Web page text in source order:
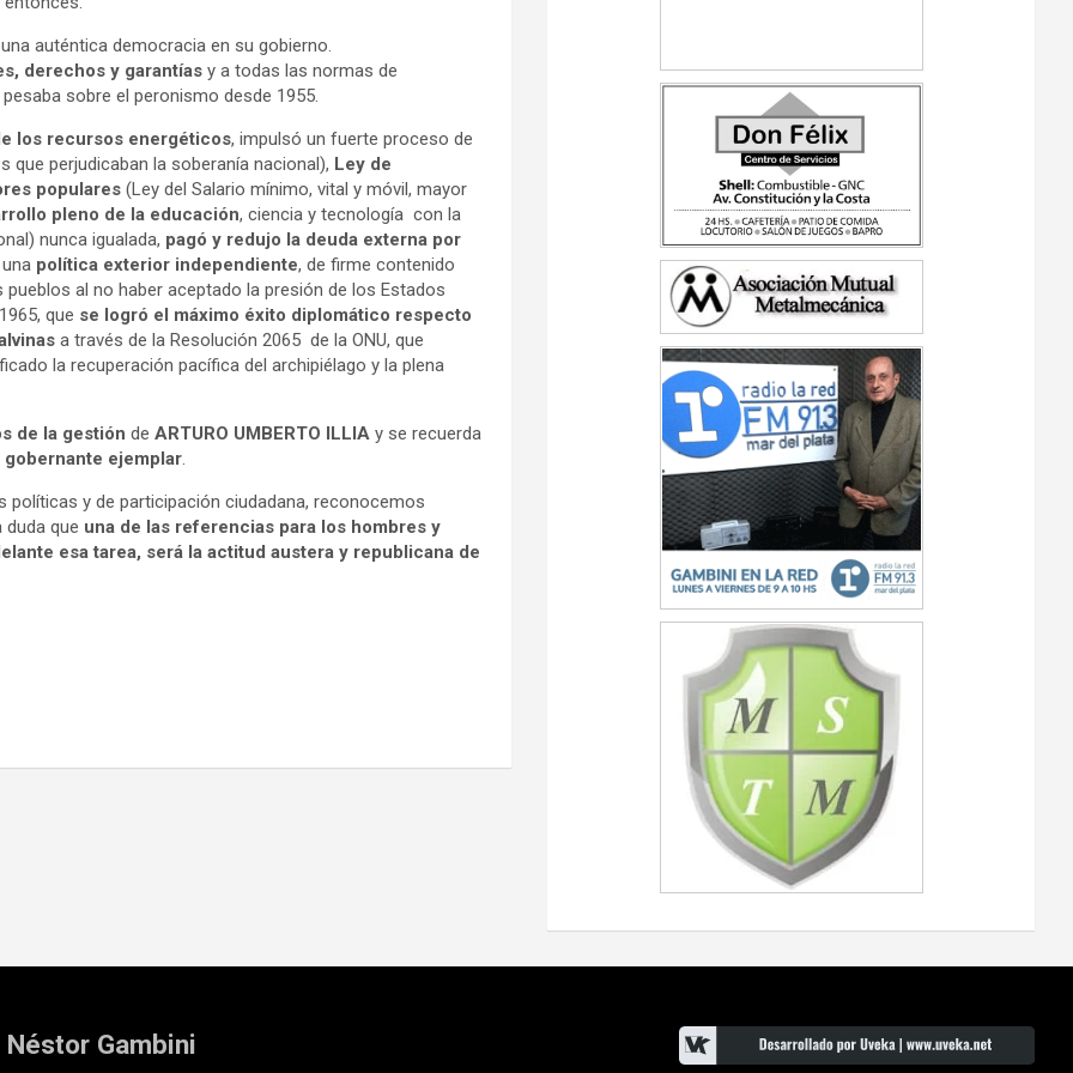
auténtica democracia en su gobierno.
derechos y garantías y a todas las normas de
sobre el peronismo desde 1955.
los recursos energéticos, impulsó un fuerte proceso de
perjudicaban la soberanía nacional), Ley de
populares (Ley del Salario mínimo, vital y móvil, mayor
pleno de la educación, ciencia y tecnología con la
nunca igualada, pagó y redujo la deuda externa por
política exterior independiente, de firme contenido
al no haber aceptado la presión de los Estados
que se logró el máximo éxito diplomático respecto
a través de la Resolución 2065 de la ONU, que
la recuperación pacífica del archipiélago y la plena
de la gestión de ARTURO UMBERTO ILLIA y se recuerda
ejemplar.
y de participación ciudadana, reconocemos
duda que una de las referencias para los hombres y
esa tarea, será la actitud austera y republicana de
Gambini